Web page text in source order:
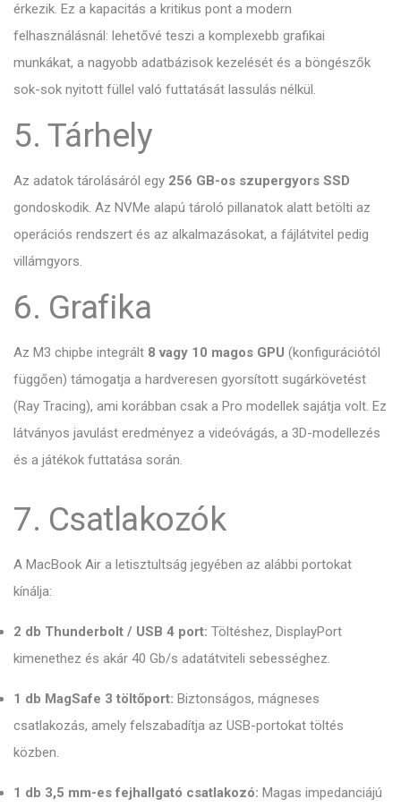
érkezik. Ez a kapacitás a kritikus pont a modern
felhasználásnál: lehetővé teszi a komplexebb grafikai
munkákat, a nagyobb adatbázisok kezelését és a böngészők
sok-sok nyitott füllel való futtatását lassulás nélkül.
5. Tárhely
Az adatok tárolásáról egy 256 GB-os szupergyors SSD
gondoskodik. Az NVMe alapú tároló pillanatok alatt betölti az
operációs rendszert és az alkalmazásokat, a fájlátvitel pedig
villámgyors.
6. Grafika
Az M3 chipbe integrált 8 vagy 10 magos GPU (konfigurációtól
függően) támogatja a hardveresen gyorsított sugárkövetést
(Ray Tracing), ami korábban csak a Pro modellek sajátja volt. Ez
látványos javulást eredményez a videóvágás, a 3D-modellezés
és a játékok futtatása során.
7. Csatlakozók
A MacBook Air a letisztultság jegyében az alábbi portokat
kínálja:
2 db Thunderbolt / USB 4 port: Töltéshez, DisplayPort
kimenethez és akár 40 Gb/s adatátviteli sebességhez.
1 db MagSafe 3 töltőport: Biztonságos, mágneses
csatlakozás, amely felszabadítja az USB-portokat töltés
közben.
1 db 3,5 mm-es fejhallgató csatlakozó: Magas impedanciájú